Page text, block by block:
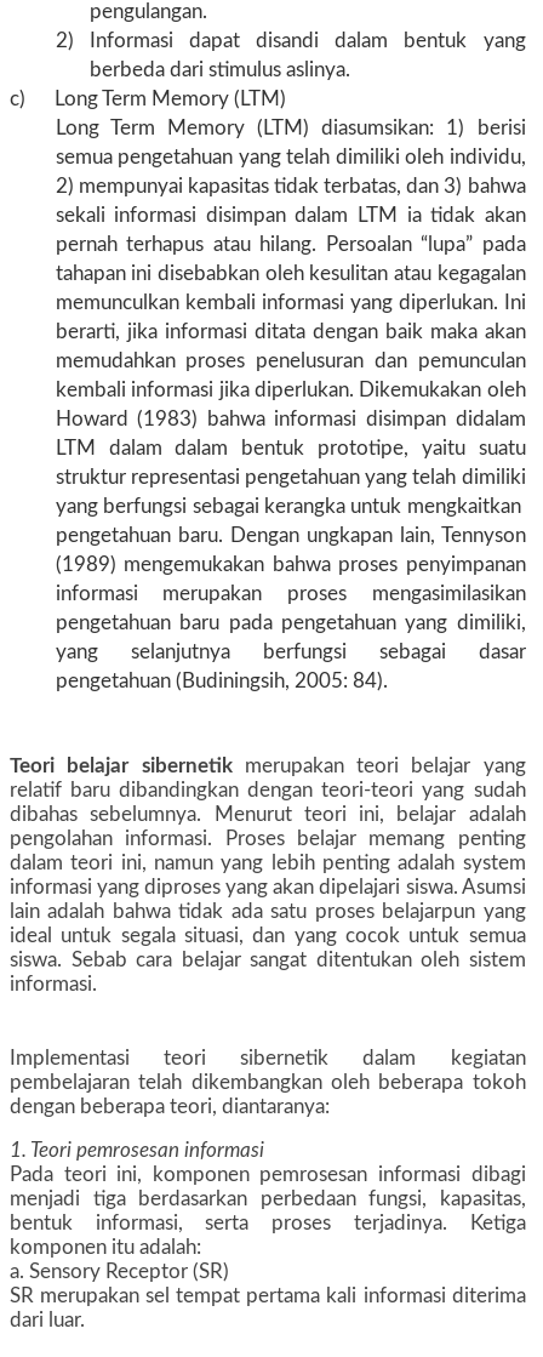
pengulangan.
2) Informasi dapat disandi dalam bentuk yang
berbeda dari stimulus aslinya.
c) Long Term Memory (LTM)
Long Term Memory (LTM) diasumsikan: 1) berisi
semua pengetahuan yang telah dimiliki oleh individu,
2) mempunyai kapasitas tidak terbatas, dan 3) bahwa
sekali informasi disimpan dalam LTM ia tidak akan
pernah terhapus atau hilang. Persoalan “lupa” pada
tahapan ini disebabkan oleh kesulitan atau kegagalan
memunculkan kembali informasi yang diperlukan. Ini
berarti, jika informasi ditata dengan baik maka akan
memudahkan proses penelusuran dan pemunculan
kembali informasi jika diperlukan. Dikemukakan oleh
Howard (1983) bahwa informasi disimpan didalam
LTM dalam dalam bentuk prototipe, yaitu suatu
struktur representasi pengetahuan yang telah dimiliki
yang berfungsi sebagai kerangka untuk mengkaitkan
pengetahuan baru. Dengan ungkapan lain, Tennyson
(1989) mengemukakan bahwa proses penyimpanan
informasi merupakan proses mengasimilasikan
pengetahuan baru pada pengetahuan yang dimiliki,
yang selanjutnya berfungsi sebagai dasar
pengetahuan (Budiningsih, 2005: 84).
Teori belajar sibernetikmerupakan teori belajar yang
relatif baru dibandingkan dengan teori-teori yang sudah
dibahas sebelumnya. Menurut teori ini, belajar adalah
pengolahan informasi. Proses belajar memang penting
dalam teori ini, namun yang lebih penting adalah system
informasi yang diproses yang akan dipelajari siswa. Asumsi
lain adalah bahwa tidak ada satu proses belajarpun yang
ideal untuk segala situasi, dan yang cocok untuk semua
siswa. Sebab cara belajar sangat ditentukan oleh sistem
informasi.
Implementasi teori sibernetik dalam kegiatan
pembelajaran telah dikembangkan oleh beberapa tokoh
dengan beberapa teori, diantaranya:
1. Teori pemrosesan informasi
Pada teori ini, komponen pemrosesan informasi dibagi
menjadi tiga berdasarkan perbedaan fungsi, kapasitas,
bentuk informasi, serta proses terjadinya. Ketiga
komponen itu adalah:
a. Sensory Receptor (SR)
SR merupakan sel tempat pertama kali informasi diterima
dari luar.